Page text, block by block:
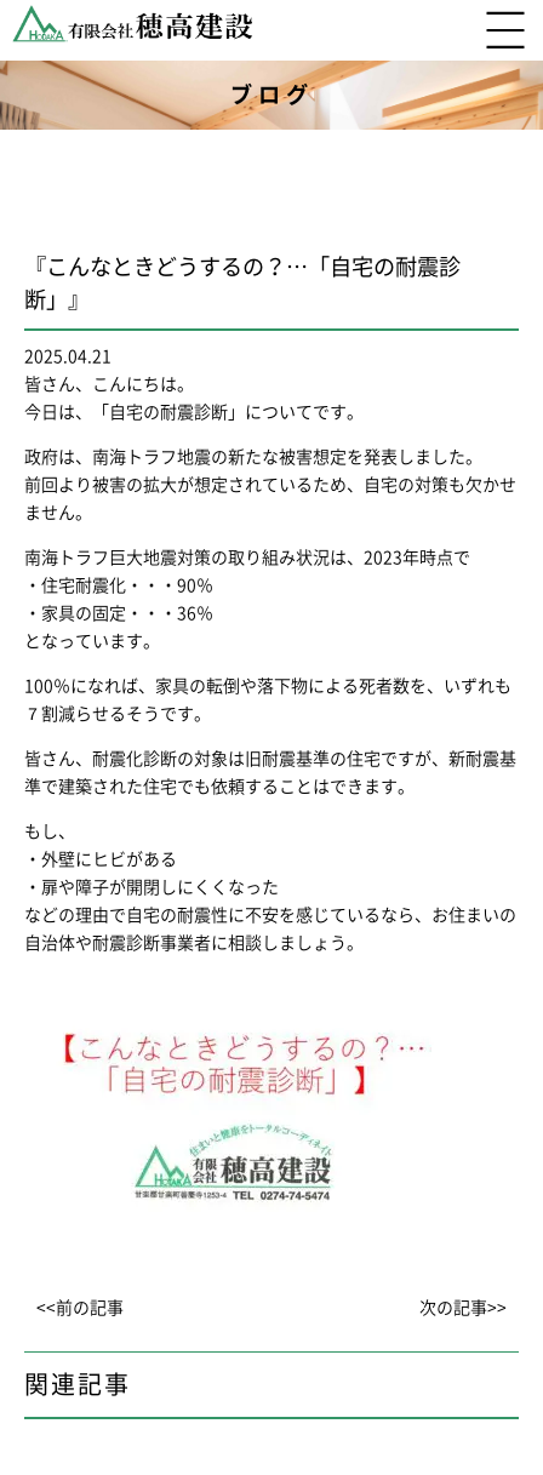
ブログ
『こんなときどうするの？…「自宅の耐震診
断」』
2025.04.21
皆さん、こんにちは。
今日は、「自宅の耐震診断」についてです。
政府は、南海トラフ地震の新たな被害想定を発表しました。
前回より被害の拡大が想定されているため、自宅の対策も欠かせ
ません。
南海トラフ巨大地震対策の取り組み状況は、2023年時点で
・住宅耐震化・・・90％
・家具の固定・・・36％
となっています。
100％になれば、家具の転倒や落下物による死者数を、いずれも
７割減らせるそうです。
皆さん、耐震化診断の対象は旧耐震基準の住宅ですが、新耐震基
準で建築された住宅でも依頼することはできます。
もし、
・外壁にヒビがある
・扉や障子が開閉しにくくなった
などの理由で自宅の耐震性に不安を感じているなら、お住まいの
自治体や耐震診断事業者に相談しましょう。
<<前の記事 次の記事>>
関連記事